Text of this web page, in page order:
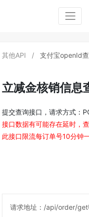
其他API / 支付宝openId
立减金核销信息
提交查询接口，请求方式
接口数据有可能存在延时，
此接口限流每订单号10分钟
请求地址：/api/order/